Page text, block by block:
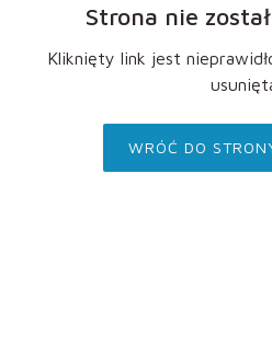
Strona nie
Kliknięty link jest
WRÓĆ DO